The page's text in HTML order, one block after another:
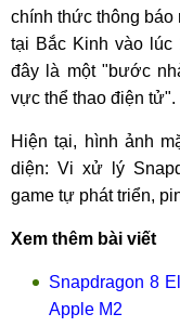
chính thức thông báo
tại Bắc Kinh vào lúc
đây là một "bước
vực thể thao điện tử".
Hiện tại, hình ảnh
diện: Vi xử lý
game tự phát triển,
Xem thêm bài viết
Snapdragon 8
Apple M2